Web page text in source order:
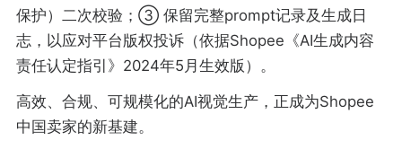
保护）二次校验；③ 保留完整prompt记录及生成日
志，以应对平台版权投诉（依据Shopee《AI生成内容
责任认定指引》2024年5月生效版）。
高效、合规、可规模化的AI视觉生产，正成为Shopee
中国卖家的新基建。